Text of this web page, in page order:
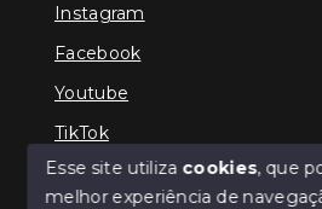
Instagram
Facebook
Youtube
TikTok
Esse site utiliza cookies, que
melhor experiência de